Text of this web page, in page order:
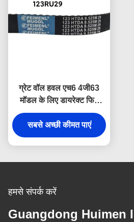
ग्रेट वॉल हवल एच6 4जी63
मॉडल के लिए डायरेक्ट फिट
एसएमडी329639 ओईएम
टाइमिंग बेल्ट 123आरयू29,
आसान स्थापना और सटीक
सबसे अच्छी कीमत पाएं
हमसे संपर्क करें
Guangdong Huimen